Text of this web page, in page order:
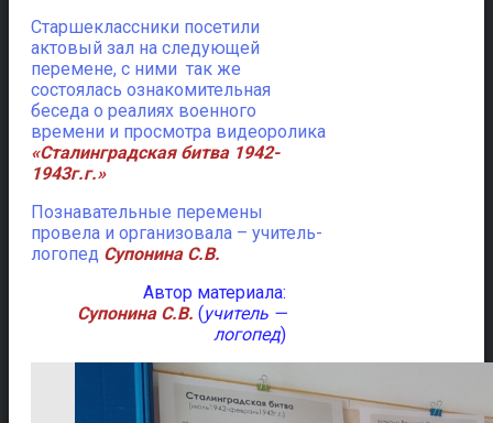
Старшеклассники посетили
актовый зал на следующей
перемене, с ними так же
состоялась ознакомительная
беседа о реалиях военного
времени и просмотра видеоролика
«Сталинградская битва 1942-
1943г.г.»
Познавательные перемены
провела и организовала – учитель-
логопед Супонина С.В.
Автор материала:
Супонина С.В. (учитель —
логопед)